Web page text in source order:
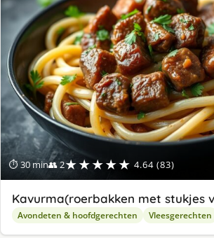
⏱ 30 min👥 2★★★★★ 4.64 (83)
Kavurma(roerbakken met stukjes
Avondeten & hoofdgerechten Vleesgerechten